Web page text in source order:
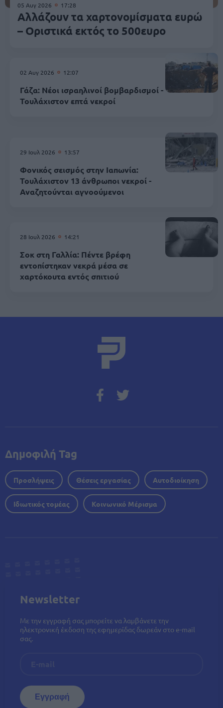
05 Αυγ 2026 17:28
Αλλάζουν τα χαρτονομίσματα ευρώ
– Οριστικά εκτός το 500ευρο
02 Αυγ 2026 12:07
Γάζα: Νέοι ισραηλινοί βομβαρδισμοί -
Τουλάχιστον επτά νεκροί
29 Ιουλ 2026 13:57
Φονικός σεισμός στην Ιαπωνία:
Τουλάχιστον 13 άνθρωποι νεκροί -
Αναζητούνται αγνοούμενοι
28 Ιουλ 2026 14:21
Σοκ στη Γαλλία: Πέντε βρέφη
εντοπίστηκαν νεκρά μέσα σε
χαρτόκουτα εντός σπιτιού
Δημοφιλή Tag
Προσλήψεις Θέσεις εργασίας Αυτοδιοίκηση
Ιδιωτικός τομέας Κοινωνικό Μέρισμα
Newsletter
Με την εγγραφή σας μπορείτε να λαμβάνετε την
ηλεκτρονική έκδοση της εφημερίδας δωρεάν στο e-mail
σας.